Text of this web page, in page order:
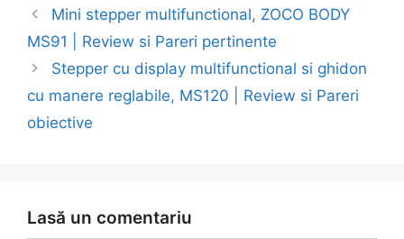
Navigare
în
Mini stepper multifunctional, ZOCO BODY
MS91 | Review si Pareri pertinente
Stepper cu display multifunctional si ghidon
cu manere reglabile, MS120 | Review si Pareri
obiective
Lasă un comentariu